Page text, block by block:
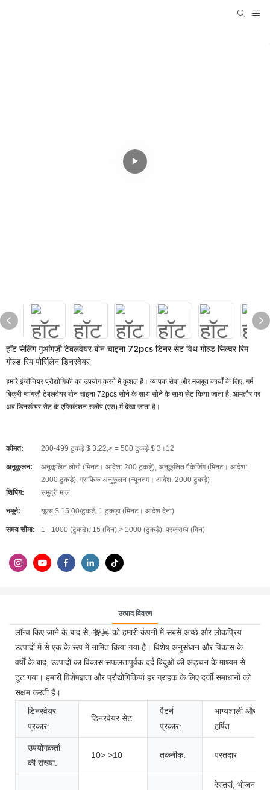
हॉट सेलिंग गुआंगज़ौ टेबलवेयर बोन चाइना 72pcs डिनर सेट विथ गोल्ड सिल्वर रिम
गोल्ड रिम पोर्सिलेन डिनरवेयर
हमारे इंजीनियर प्रौद्योगिकी का उपयोग करने में कुशल हैं। व्यापक सेवा और मजबूत कार्यों के लिए, गर्म
बिक्री ग्वांगज़ौ टेबलवेयर बोन चाइना 72pcs सोने के साथ सोने के साथ सेट किया जाता है, आमतौर पर
अब डिनरवेयर सेट के एप्लिकेशन स्कोप (एस) में देखा जाता है।
कीमत: 200-499 टुकड़े $ 3.22,> = 500 टुकड़े $ 3।12
अनुकूलन:
अनुकूलित लोगो (मिनट। आदेश: 200 टुकड़े), अनुकूलित पैकेजिंग (मिनट। आदेश:
2000 टुकड़े), ग्राफिक अनुकूलन (न्यूनतम। आदेश: 2000 टुकड़े)
शिपिंग:
समुद्री माल
नमूने: यूएस $ 15.00/टुकड़े, 1 टुकड़ा (मिनट। आदेश देना)
समय सीमा: 1 - 1000 (टुकड़े): 15 (दिन),> 1000 (टुकड़े): परक्राम्य (दिन)
उत्पाद विवरण
लॉन्च किए जाने के बाद से, 餐具 को हमारी कंपनी में सबसे अच्छे और लोकप्रिय
उत्पादों में से एक के रूप में नामित किया गया है। विशेष अनुसंधान और विकास के
वर्षों के बाद, उत्पादों का विकास सफलतापूर्वक दर्द बिंदुओं की अड़चन के माध्यम से
टूट गया। हमारी विशेषज्ञता और प्रौद्योगिकियां हर ग्राहक के लिए दर्जी समाधानों को
सक्षम करती हैं।
डिनरवेयर
प्रकार:
डिनरवेयर सेट
पैटर्न
प्रकार:
भाग्यशाली और
हर्षित
उपयोगकर्ता
की संख्या:
10> >10 तकनीक: परतदार
रेस्तरां, भोजन &